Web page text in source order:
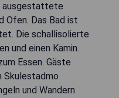
ausgestattete
Ofen. Das Bad ist
Die schallisolierte
und einen Kamin.
Essen. Gäste
Skulestadmo
und Wandern